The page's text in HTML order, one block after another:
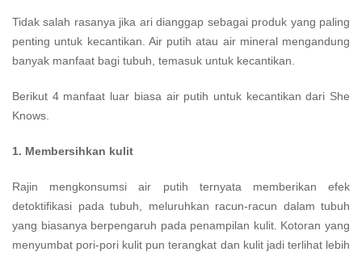
Tidak salah rasanya jika ari dianggap sebagai produk yang paling
penting untuk kecantikan. Air putih atau air mineral mengandung
banyak manfaat bagi tubuh, temasuk untuk kecantikan.
Berikut 4 manfaat luar biasa air putih untuk kecantikan dari She
Knows.
1. Membersihkan kulit
Rajin mengkonsumsi air putih ternyata memberikan efek
detoktifikasi pada tubuh, meluruhkan racun-racun dalam tubuh
yang biasanya berpengaruh pada penampilan kulit. Kotoran yang
menyumbat pori-pori kulit pun terangkat dan kulit jadi terlihat lebih